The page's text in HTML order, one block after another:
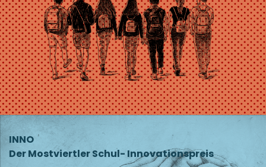
INNO
Der Mostviertler Schul- Innovationspreis